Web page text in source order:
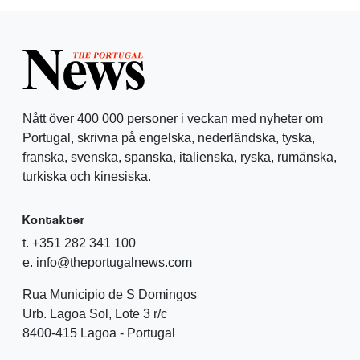
Nått över 400 000 personer i veckan med nyheter om
Portugal, skrivna på engelska, nederländska, tyska,
franska, svenska, spanska, italienska, ryska, rumänska,
turkiska och kinesiska.
Kontakter
t. +351 282 341 100
e. info@theportugalnews.com
Rua Municipio de S Domingos
Urb. Lagoa Sol, Lote 3 r/c
8400-415 Lagoa - Portugal